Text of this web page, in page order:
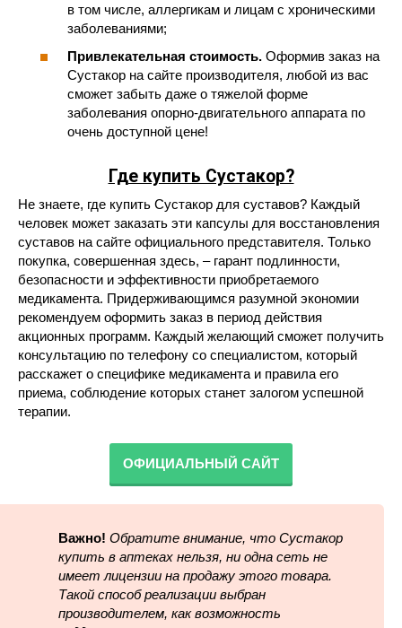
в том числе, аллергикам и лицам с хроническими
заболеваниями;
Привлекательная стоимость. Оформив заказ на
Сустакор на сайте производителя, любой из вас
сможет забыть даже о тяжелой форме
заболевания опорно-двигательного аппарата по
очень доступной цене!
Где купить Сустакор?
Не знаете, где купить Сустакор для суставов? Каждый
человек может заказать эти капсулы для восстановления
суставов на сайте официального представителя. Только
покупка, совершенная здесь, – гарант подлинности,
безопасности и эффективности приобретаемого
медикамента. Придерживающимся разумной экономии
рекомендуем оформить заказ в период действия
акционных программ. Каждый желающий сможет получить
консультацию по телефону со специалистом, который
расскажет о специфике медикамента и правила его
приема, соблюдение которых станет залогом успешной
терапии.
ОФИЦИАЛЬНЫЙ САЙТ
Важно! Обратите внимание, что Сустакор
купить в аптеках нельзя, ни одна сеть не
имеет лицензии на продажу этого товара.
Такой способ реализации выбран
производителем, как возможность